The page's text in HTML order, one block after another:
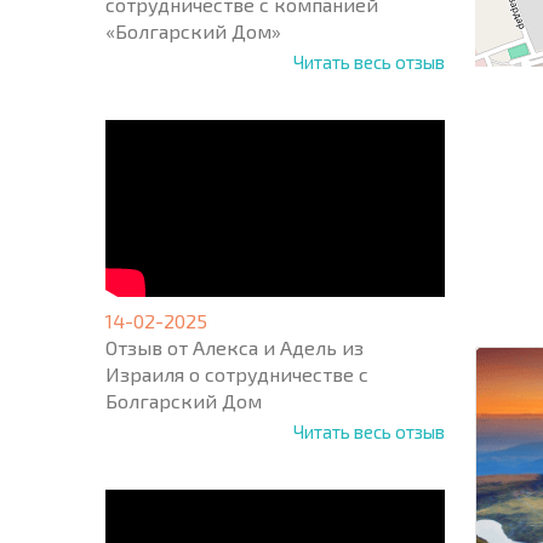
«Болгарский Дом»
Читать весь отзыв
14-02-2025
Отзыв от Алекса и Адель из
Израиля о сотрудничестве с
Болгарский Дом
Читать весь отзыв
States
+1
* Поля